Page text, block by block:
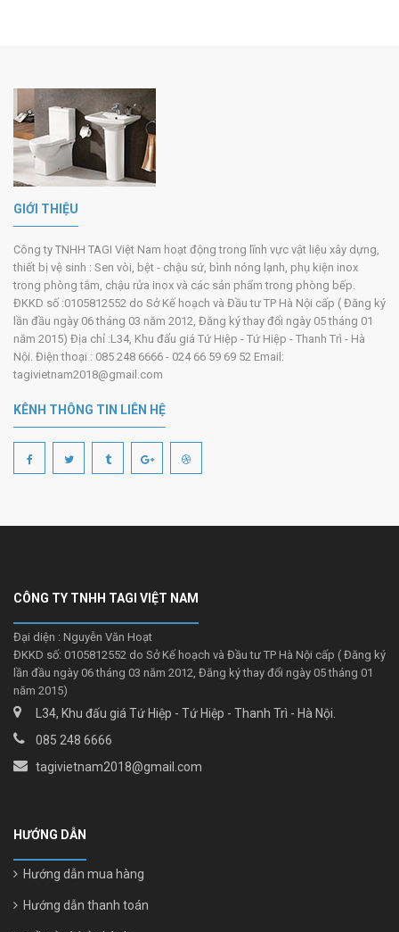
GIỚI THIỆU
Công ty TNHH TAGI Việt Nam hoạt động trong lĩnh vực vật liệu xây dựng,
thiết bị vệ sinh : Sen vòi, bệt - chậu sứ, bình nóng lạnh, phụ kiện inox
trong phòng tắm, chậu rửa inox và các sản phẩm trong phòng bếp.
ĐKKD số :0105812552 do Sở Kế hoạch và Đầu tư TP Hà Nội cấp ( Đăng ký
lần đầu ngày 06 tháng 03 năm 2012, Đăng ký thay đổi ngày 05 tháng 01
năm 2015) Địa chỉ :L34, Khu đấu giá Tứ Hiệp - Tứ Hiệp - Thanh Trì - Hà
Nội. Điện thoại : 085 248 6666 - 024 66 59 69 52 Email:
tagivietnam2018@gmail.com
KÊNH THÔNG TIN LIÊN HỆ
CÔNG TY TNHH TAGI VIỆT NAM
Đại diện : Nguyễn Văn Hoạt
ĐKKD số: 0105812552 do Sở Kế hoạch và Đầu tư TP Hà Nội cấp ( Đăng ký
lần đầu ngày 06 tháng 03 năm 2012, Đăng ký thay đổi ngày 05 tháng 01
năm 2015)
L34, Khu đấu giá Tứ Hiệp - Tứ Hiệp - Thanh Trì - Hà Nội.
085 248 6666
tagivietnam2018@gmail.com
HƯỚNG DẪN
Hướng dẫn mua hàng
Hướng dẫn thanh toán